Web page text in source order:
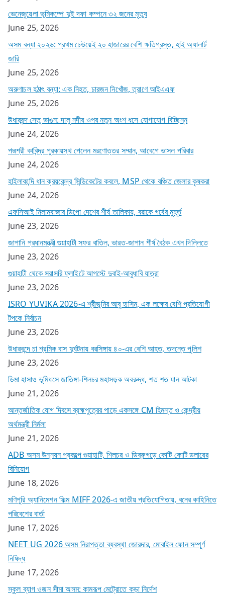
ভেনেজুয়েলা ভূমিকম্পে দুই দফা কম্পনে ৩২ জনের মৃত্যু
June 25, 2026
অসম বন্যা ২০২৬: প্রথম ঢেউয়েই ২০ হাজারের বেশি ক্ষতিগ্রস্ত, হাই অ্যালার্ট
জারি
June 25, 2026
অরুণাচল হঠাৎ বন্যা: এক নিহত, চারজন নিখোঁজ, ত্রাণে আইএএফ
June 25, 2026
উধারবন্দ সেতু ভাঙন: দালু নদীর ওপর নতুন অংশ ধসে যোগাযোগ বিচ্ছিন্ন
June 24, 2026
পদ্মশ্রী কাবিন্দ্র পুরকায়স্থ পেলেন মরণোত্তর সম্মান, আবেগে ভাসল পরিবার
June 24, 2026
হাইলাকান্দি ধান ক্রয়কেন্দ্র সিন্ডিকেটের কবলে, MSP থেকে বঞ্চিত জেলার কৃষকরা
June 24, 2026
এফসিআই নিলামবাজার ডিপো দেশের শীর্ষ তালিকায়, বরাকে গর্বের মুহূর্ত
June 23, 2026
জাপানি প্রধানমন্ত্রী গুয়াহাটী সফর বাতিল, ভারত-জাপান শীর্ষ বৈঠক এখন দিল্লিতে
June 23, 2026
গুয়াহাটী থেকে সরাসরি ফ্লাইটে আগস্টে দুবাই-আবুধাবি যাত্রা
June 23, 2026
ISRO YUVIKA 2026-এ শ্রীভূমির আবু হাসিম, এক লক্ষের বেশি প্রতিযোগী
টপকে নির্বাচন
June 23, 2026
উধারবন্দে চা শ্রমিক বাস দুর্ঘটনায় বরসিঙ্গায় ৪০-এর বেশি আহত, তদন্তে পুলিশ
June 23, 2026
ডিমা হাসাও ভূমিধসে জাতিঙ্গা-শিলচর মহাসড়ক অবরুদ্ধ, শত শত যান আটকা
June 21, 2026
আন্তর্জাতিক যোগ দিবসে ব্রহ্মপুত্রের পাড়ে একসঙ্গে CM হিমন্ত ও কেন্দ্রীয়
অর্থমন্ত্রী নির্মলা
June 21, 2026
ADB অসম উন্নয়ন প্রকল্পে গুয়াহাটি, শিলচর ও ডিব্রুগড়ে কোটি কোটি ডলারের
বিনিয়োগ
June 18, 2026
মণিপুরি অ্যানিমেশন ফিল্ম MIFF 2026-এ জাতীয় প্রতিযোগিতায়, বনের কাহিনিতে
পরিবেশের বার্তা
June 17, 2026
NEET UG 2026 অসম নিরাপত্তা ব্যবস্থা জোরদার, মোবাইল ফোন সম্পূর্ণ
নিষিদ্ধ
June 17, 2026
স্কুল ব্যাগ ওজন সীমা অসম: কামরূপ মেট্রোতে কড়া নির্দেশ